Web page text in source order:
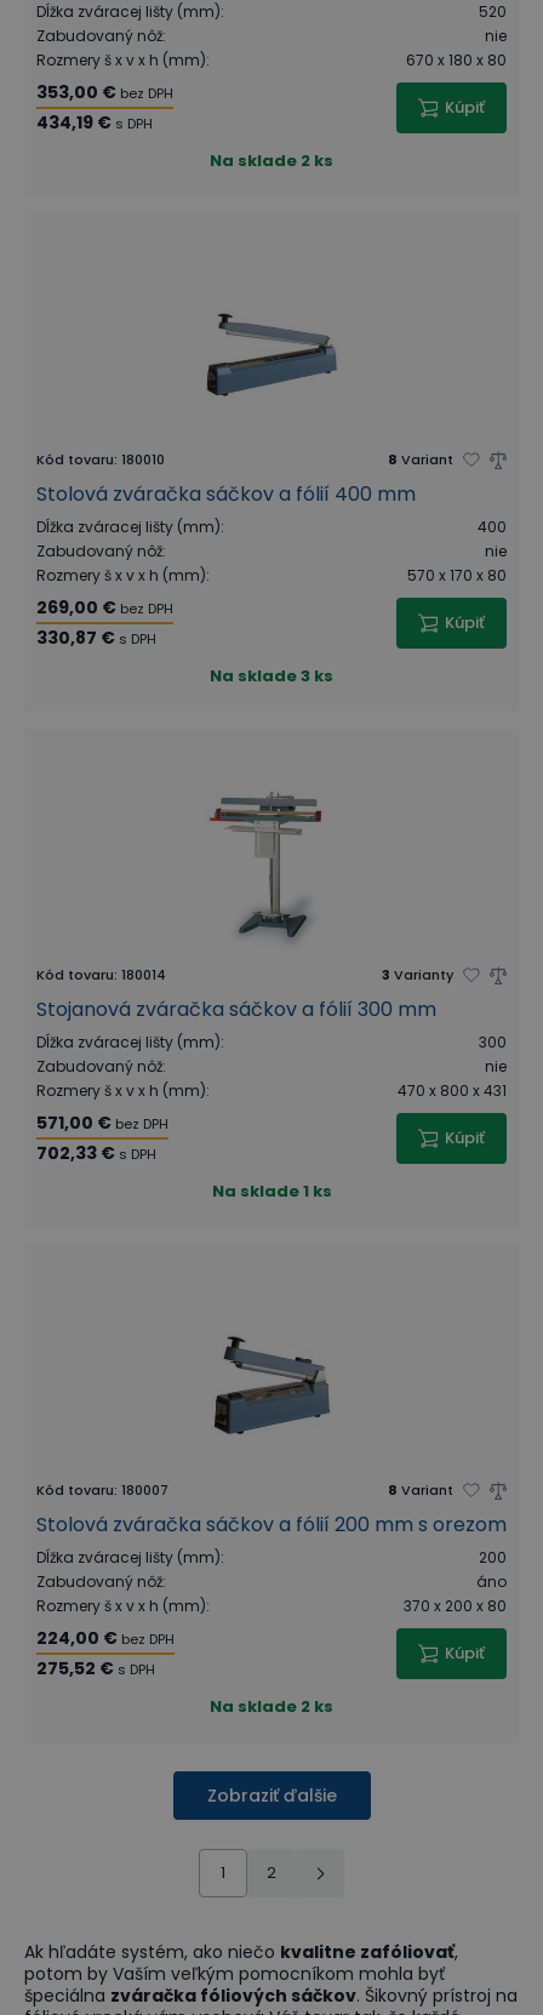
Dĺžka zváracej lišty (mm):
520
Zabudovaný nôž:
nie
Rozmery š x v x h (mm): 670 x 180 x 80
353,00 € bez DPH
434,19 € s DPH
Kúpiť
Na sklade 2 ks
Kód tovaru: 180010 8 Variant
Stolová zváračka sáčkov a fólií 400 mm
Dĺžka zváracej lišty (mm):
400
Zabudovaný nôž:
nie
Rozmery š x v x h (mm): 570 x 170 x 80
269,00 € bez DPH
330,87 € s DPH
Kúpiť
Na sklade3 ks
Kód tovaru: 180014 3 Varianty
Stojanová zváračka sáčkov a fólií 300 mm
Dĺžka zváracej lišty (mm):
300
Zabudovaný nôž:
nie
Rozmery š x v x h (mm): 470 x 800 x 431
571,00 € bez DPH
702,33 € s DPH
Kúpiť
Na sklade1 ks
Kód tovaru: 180007 8 Variant
Stolová zváračka sáčkov a fólií 200 mm s orezom
Dĺžka zváracej lišty (mm):
200
Zabudovaný nôž:
áno
Rozmery š x v x h (mm): 370 x 200 x 80
224,00 € bez DPH
275,52 € s DPH
Kúpiť
Na sklade 2 ks
Zobraziť ďalšie
1 2
Ak hľadáte systém, ako niečo kvalitne zafóliovať,
potom by Vaším veľkým pomocníkom mohla byť
špeciálna zváračka fóliových sáčkov. Šikovný prístroj na